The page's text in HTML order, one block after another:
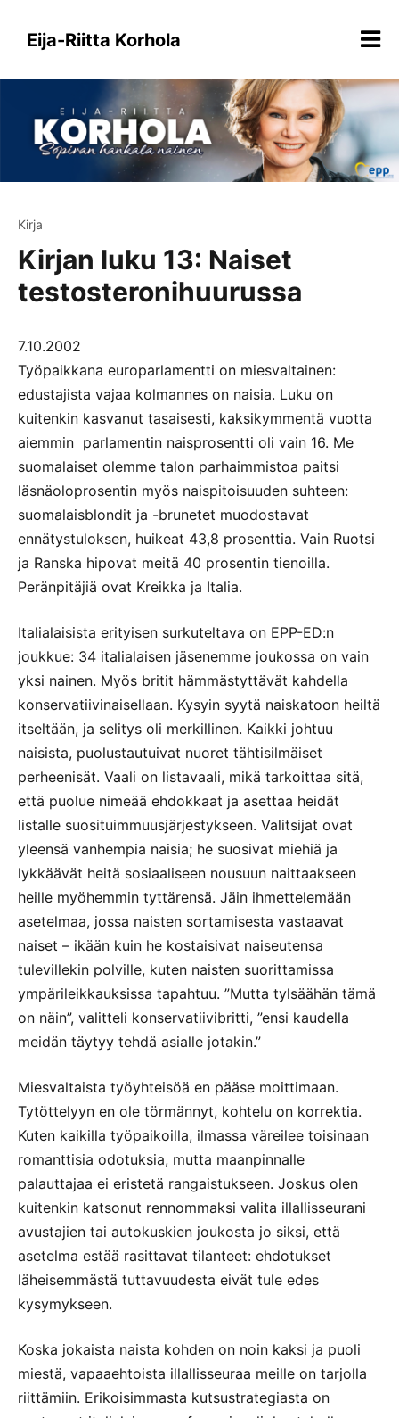
sisältöönEija-Riitta Korhola
Kirja
Kirjan luku 13: Naiset
testosteronihuurussa
7.10.2002
Työpaikkana europarlamentti on miesvaltainen:
edustajista vajaa kolmannes on naisia. Luku on
kuitenkin kasvanut tasaisesti, kaksikymmentä vuotta
aiemmin parlamentin naisprosentti oli vain 16. Me
suomalaiset olemme talon parhaimmistoa paitsi
läsnäoloprosentin myös naispitoisuuden suhteen:
suomalaisblondit ja -brunetet muodostavat
ennätystuloksen, huikeat 43,8 prosenttia. Vain Ruotsi
ja Ranska hipovat meitä 40 prosentin tienoilla.
Peränpitäjiä ovat Kreikka ja Italia.
Italialaisista erityisen surkuteltava on EPP-ED:n
joukkue: 34 italialaisen jäsenemme joukossa on vain
yksi nainen. Myös britit hämmästyttävät kahdella
konservatiivinaisellaan. Kysyin syytä naiskatoon heiltä
itseltään, ja selitys oli merkillinen. Kaikki johtuu
naisista, puolustautuivat nuoret tähtisilmäiset
perheenisät. Vaali on listavaali, mikä tarkoittaa sitä,
että puolue nimeää ehdokkaat ja asettaa heidät
listalle suosituimmuusjärjestykseen. Valitsijat ovat
yleensä vanhempia naisia; he suosivat miehiä ja
lykkäävät heitä sosiaaliseen nousuun naittaakseen
heille myöhemmin tyttärensä. Jäin ihmettelemään
asetelmaa, jossa naisten sortamisesta vastaavat
naiset – ikään kuin he kostaisivat naiseutensa
tulevillekin polville, kuten naisten suorittamissa
ympärileikkauksissa tapahtuu. ”Mutta tylsäähän tämä
on näin”, valitteli konservatiivibritti, ”ensi kaudella
meidän täytyy tehdä asialle jotakin.”
Miesvaltaista työyhteisöä en pääse moittimaan.
Tytöttelyyn en ole törmännyt, kohtelu on korrektia.
Kuten kaikilla työpaikoilla, ilmassa väreilee toisinaan
romanttisia odotuksia, mutta maanpinnalle
palauttajaa ei eristetä rangaistukseen. Joskus olen
kuitenkin katsonut rennommaksi valita illallisseurani
avustajien tai autokuskien joukosta jo siksi, että
asetelma estää rasittavat tilanteet: ehdotukset
läheisemmästä tuttavuudesta eivät tule edes
kysymykseen.
Koska jokaista naista kohden on noin kaksi ja puoli
miestä, vapaaehtoista illallisseuraa meille on tarjolla
riittämiin. Erikoisimmasta kutsustrategiasta on